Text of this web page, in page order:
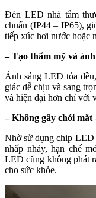
Đèn LED nhà tắm
chuẩn (IP44 – IP65),
tiếp xúc hơi nước hoặc
– Tạo thẩm mỹ và
Ánh sáng LED tỏa
giác dễ chịu và sang
và hiện đại hơn chỉ với
– Không gây chói
Nhờ sử dụng chip LED
nhấp nháy, hạn chế
LED cũng không phát
cho sức khỏe.